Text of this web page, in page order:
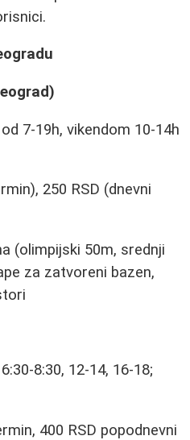
7-19h, vikendom 10-14h
250 RSD (dnevni
(olimpijski 50m, srednji
za zatvoreni bazen,
8:30, 12-14, 16-18;
400 RSD popodnevni